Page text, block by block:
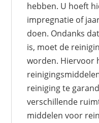
hebben. U hoeft
impregnatie of
doen. Ondanks
is, moet de
worden. Hiervoor
reiniging te
verschillende
middelen voor